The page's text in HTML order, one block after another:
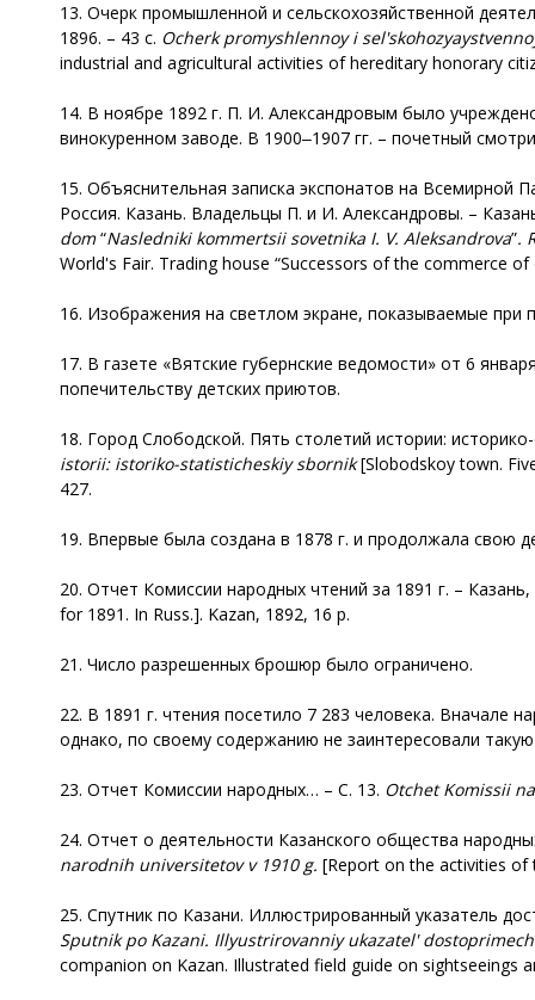
13. Очерк промышленной и сельскохозяйственной
1896. – 43 с. Ocherkpromyshlennoy i
industrial and agricultural activities of hereditary honorary
14. В ноябре 1892 г. П. И. Александровым было
винокуренном заводе. В 1900‒1907 гг. – почетный
15. Объяснительная записка экспонатов на Всемирной
Россия. Казань. Владельцы П. и И. Александровы. –
dom“Naslednikikommertsii sovetnika I. V. Aleksandrova”.
World's Fair. Trading house “Successors of the commerce of
16. Изображения на светлом экране, показываемые
17. В газете «Вятские губернские ведомости» от 6
попечительству детских приютов.
18. Город Слободской. Пять столетий истории:
istorii: istoriko-statisticheskiy sbornik[Slobodskoy town.
427.
19. Впервые была создана в 1878 г. и продолжала свою
20. Отчет Комиссии народных чтений за 1891 г. –
for 1891. In Russ.]. Kazan, 1892, 16 p.
21. Число разрешенных брошюр было ограничено.
22. В 1891 г. чтения посетило 7 283 человека. Вначале
однако, по своему содержанию не заинтересовали
23. Отчет Комиссии народных… – С. 13. OtchetKomissii
24. Отчет о деятельности Казанского общества
narodnih universitetov v 1910 g. [Report on the activities of
25. Спутник по Казани. Иллюстрированный указатель
Sputnik po Kazani. Illyustrirovanniy ukazatel'
companion on Kazan. Illustrated field guide on sightseeings